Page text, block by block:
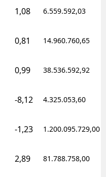
1,08 6.559.592,03
0,81 14.960.760,65
0,99 38.536.592,92
-8,12 4.325.053,60
-1,23 1.200.095.729,00
2,89 81.788.758,00